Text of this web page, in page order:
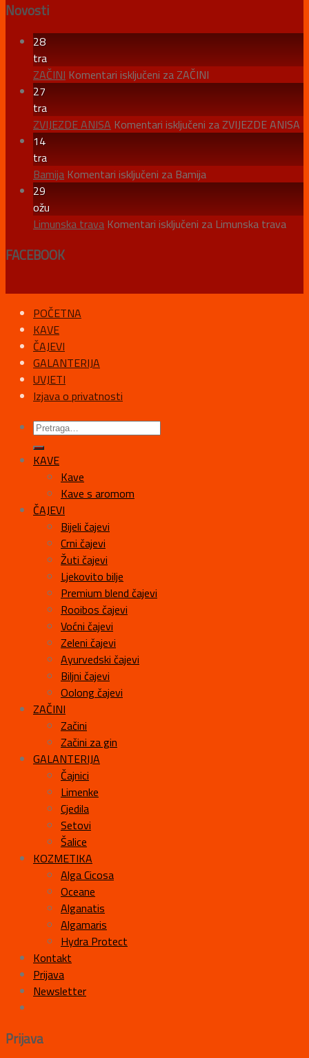
Novosti
28
tra
ZAČINI Komentari isključeni za ZAČINI
27
tra
ZVIJEZDE ANISA Komentari isključeni za ZVIJEZDE ANISA
14
tra
Bamija Komentari isključeni za Bamija
29
ožu
Limunska trava Komentari isključeni za Limunska trava
FACEBOOK
POČETNA
KAVE
ČAJEVI
GALANTERIJA
UVJETI
Izjava o privatnosti
KAVE
Kave
Kave s aromom
ČAJEVI
Bijeli čajevi
Crni čajevi
Žuti čajevi
Ljekovito bilje
Premium blend čajevi
Rooibos čajevi
Voćni čajevi
Zeleni čajevi
Ayurvedski čajevi
Biljni čajevi
Oolong čajevi
ZAČINI
Začini
Začini za gin
GALANTERIJA
Čajnici
Limenke
Cjedila
Setovi
Šalice
KOZMETIKA
Alga Cicosa
Oceane
Alganatis
Algamaris
Hydra Protect
Kontakt
Prijava
Newsletter
Prijava